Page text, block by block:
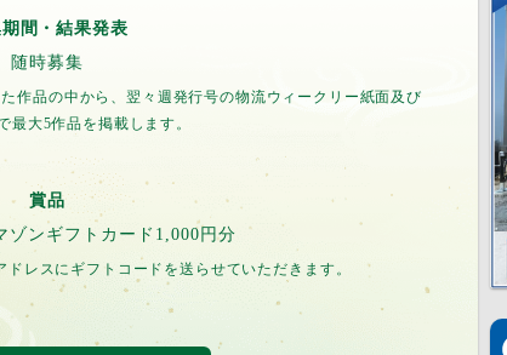
間・結果発表
随時募集
作品の中から、翌々週発行号の物流ウィークリー紙面及び
最大5作品を掲載します。
賞品
ゾンギフトカード1,000円分
レスにギフトコードを送らせていただきます。